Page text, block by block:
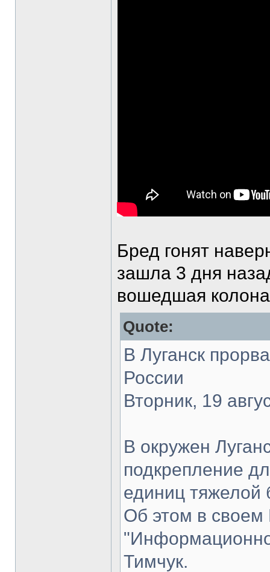
Бред гонят
зашла 3 дня
вошедшая
Quote:
В Луганск
России
Вторник, 19
В окружен
подкрепление
единиц тяжелой
Об этом в своем
Тимчук.